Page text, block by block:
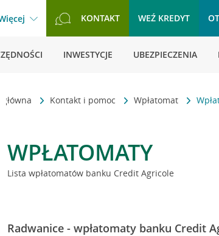
KONTAKT WEŹ KREDYT
INWESTYCJE UBEZPIECZENIA
Kontakt i pomoc Wpłatomat
WPŁATOMATY
Lista wpłatomatów banku Credit Agricole
Radwanice - wpłatomaty banku Credit